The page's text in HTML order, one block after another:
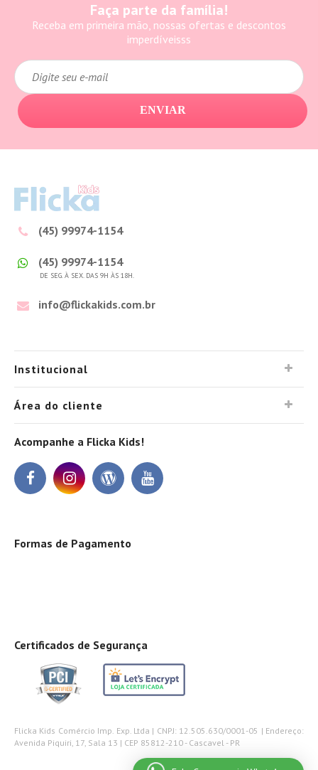
Faça parte da família!
Receba em primeira mão, nossas ofertas e descontos
imperdíveisss
ENVIAR
(45) 99974-1154
(45) 99974-1154
DE SEG. À SEX. DAS 9H ÀS 18H.
info@flickakids.com.br
Institucional
Área do cliente
Acompanhe a Flicka Kids!
Formas de Pagamento
Certificados de Segurança
Flicka Kids Comércio Imp. Exp. Ltda | CNPJ: 12.505.630/0001-05 | Endereço:
Avenida Piquiri, 17, Sala 13 | CEP 85812-210 - Cascavel - PR